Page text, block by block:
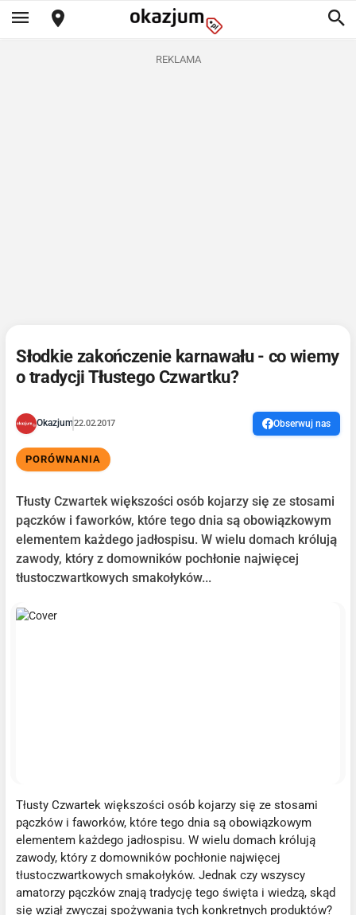
REKLAMA
Słodkie zakończenie karnawału - co wiemy
o tradycji Tłustego Czwartku?
Okazjum22.02.2017 Obserwuj nas
PORÓWNANIA
Tłusty Czwartek większości osób kojarzy się ze stosami
pączków i faworków, które tego dnia są obowiązkowym
elementem każdego jadłospisu. W wielu domach królują
zawody, który z domowników pochłonie najwięcej
tłustoczwartkowych smakołyków...
Tłusty Czwartek większości osób kojarzy się ze stosami
pączków i faworków, które tego dnia są obowiązkowym
elementem każdego jadłospisu. W wielu domach królują
zawody, który z domowników pochłonie najwięcej
tłustoczwartkowych smakołyków. Jednak czy wszyscy
amatorzy pączków znają tradycję tego święta i wiedzą, skąd
się wziął zwyczaj spożywania tych konkretnych produktów?